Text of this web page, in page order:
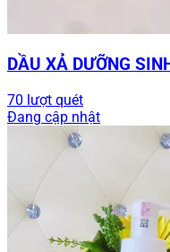
DẦU XẢ DƯỠNG
70 lượt quét
Đang cập nhật